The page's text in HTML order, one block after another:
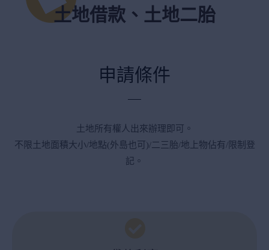
土地借款、土地二胎
申請條件
土地所有權人出來辦理即可。
不限土地面積大小/地點(外島也可)/二三胎/地上物佔有/限制登
記。